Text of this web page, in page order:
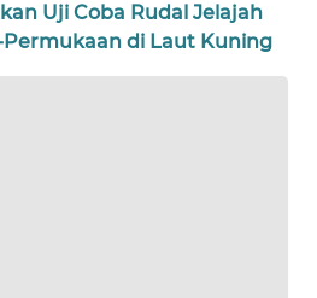
Uji Coba Rudal Jelajah
di Laut Kuning